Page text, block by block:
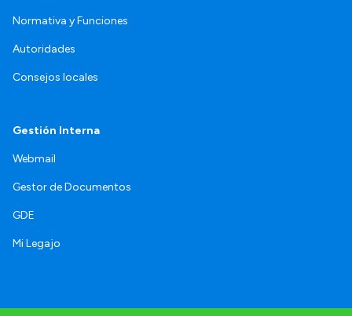
Normativa y Funciones
Autoridades
Consejos locales
Gestión Interna
Webmail
Gestor de Documentos
GDE
Mi Legajo